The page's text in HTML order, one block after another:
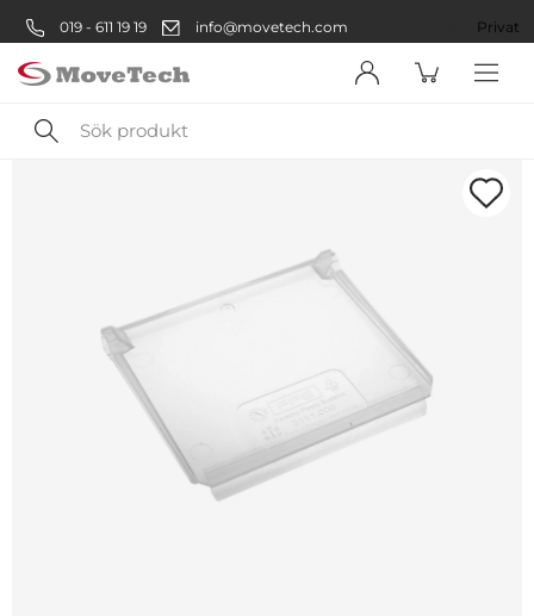
019 - 611 19 19 info@movetech.com Privat
Sök
produkt
Företag
Privatperson